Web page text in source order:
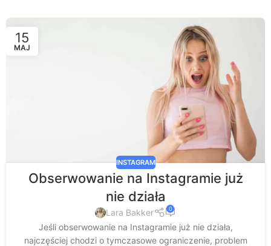
15
MAJ
INSTAGRAM
Obserwowanie na Instagramie już
nie działa
Lara Bakker 0
Jeśli obserwowanie na Instagramie już nie działa,
najczęściej chodzi o tymczasowe ograniczenie, problem